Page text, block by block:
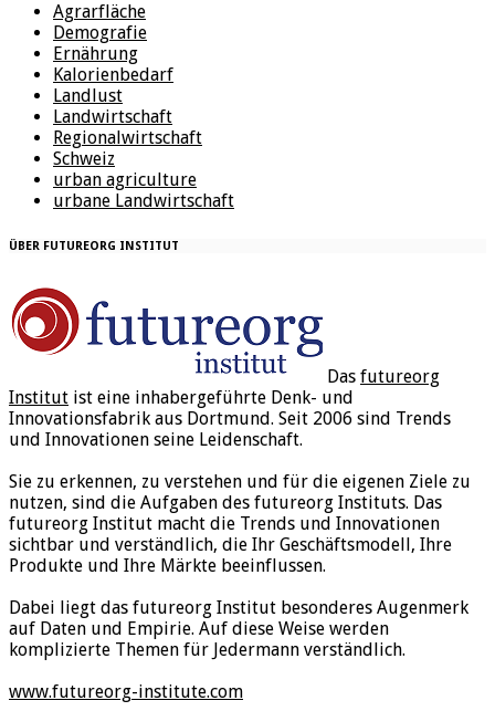
Agrarfläche
Demografie
Ernährung
Kalorienbedarf
Landlust
Landwirtschaft
Regionalwirtschaft
Schweiz
urban agriculture
urbane Landwirtschaft
ÜBER FUTUREORG INSTITUT
Das futureorg
Institut ist eine inhabergeführte Denk- und
Innovationsfabrik aus Dortmund. Seit 2006 sind Trends
und Innovationen seine Leidenschaft.
Sie zu erkennen, zu verstehen und für die eigenen Ziele zu
nutzen, sind die Aufgaben des futureorg Instituts. Das
futureorg Institut macht die Trends und Innovationen
sichtbar und verständlich, die Ihr Geschäftsmodell, Ihre
Produkte und Ihre Märkte beeinflussen.
Dabei liegt das futureorg Institut besonderes Augenmerk
auf Daten und Empirie. Auf diese Weise werden
komplizierte Themen für Jedermann verständlich.
www.futureorg-institute.com